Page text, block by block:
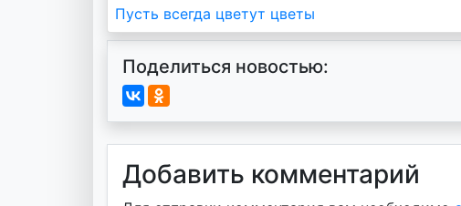
Навигация
по
записям
Пусть всегда цветут цветы
Поделиться новостью:
Добавить комментарий